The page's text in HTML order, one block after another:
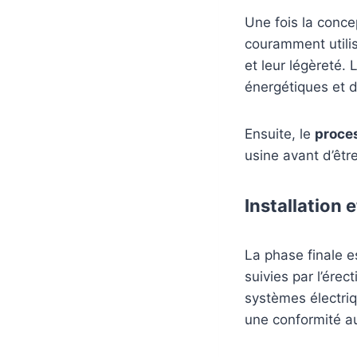
Une fois la
couramment
et leur légèreté.
énergétiques et
Ensuite, le
usine avant
Installation
La phase finale
suivies par
systèmes
une conformité